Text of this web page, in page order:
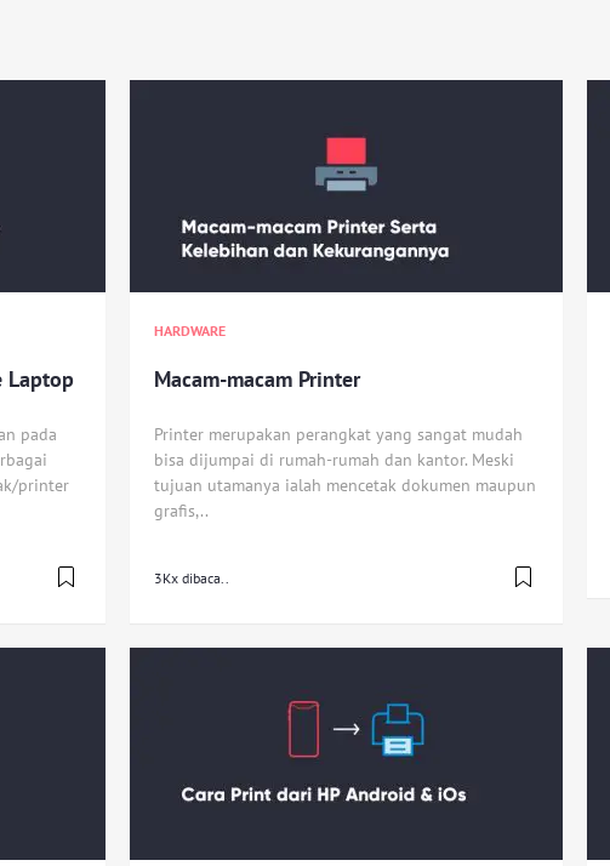
Laptop
pada
printer
HARDWARE
Macam-macam Printer
Printer merupakan perangkat yang sangat mudah
bisa dijumpai di rumah-rumah dan kantor. Meski
tujuan utamanya ialah mencetak dokumen maupun
grafis,..
3Kx dibaca..